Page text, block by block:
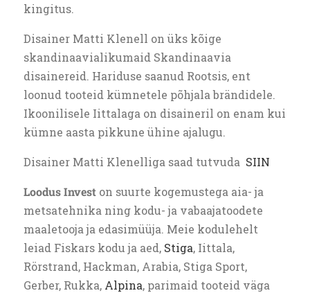
kingitus.
Disainer Matti Klenell on üks kõige
skandinaavialikumaid Skandinaavia
disainereid. Hariduse saanud Rootsis, ent
loonud tooteid kümnetele põhjala brändidele.
Ikoonilisele Iittalaga on disaineril on enam kui
kümne aasta pikkune ühine ajalugu.
Disainer Matti Klenelliga saad tutvuda SIIN
Loodus Investon suurte kogemustega aia- ja
metsatehnika ning kodu- ja vabaajatoodete
maaletooja ja edasimüüja. Meie kodulehelt
leiad Fiskars kodu ja aed, Stiga, Iittala,
Rörstrand, Hackman, Arabia, Stiga Sport,
Gerber, Rukka, Alpina, parimaid tooteid väga